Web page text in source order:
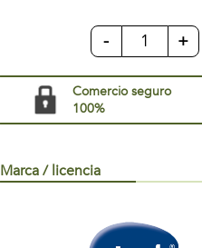
- +
Comercio seguro
100%
Marca / licencia